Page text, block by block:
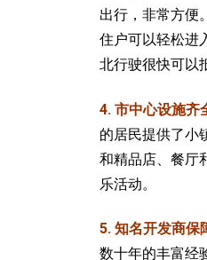
出行，非常方便
住户可以轻松进
北行驶很快可以
4. 市中心设施齐
的居民提供了小
和精品店、餐厅
乐活动。
5. 知名开发商保
数十年的丰富经